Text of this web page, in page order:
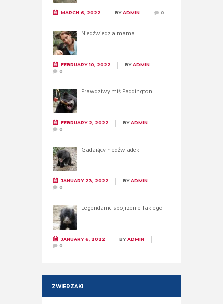
MARCH 6, 2022 BYADMIN 0
Niedźwiedzia mama
FEBRUARY 10, 2022 BYADMIN
0
Prawdziwy miś Paddington
FEBRUARY 2, 2022 BYADMIN
0
Gadający niedźwiadek
JANUARY 23, 2022 BYADMIN
0
Legendarne spojrzenie Takiego
JANUARY 6, 2022 BYADMIN
0
ZWIERZAKI